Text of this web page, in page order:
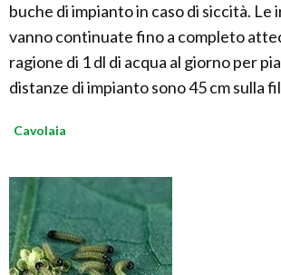
buche di impianto in caso di siccità. Le
vanno continuate fino a completo
ragione di 1 dl di acqua al giorno per
distanze di impianto sono 45 cm sulla
Cavolaia